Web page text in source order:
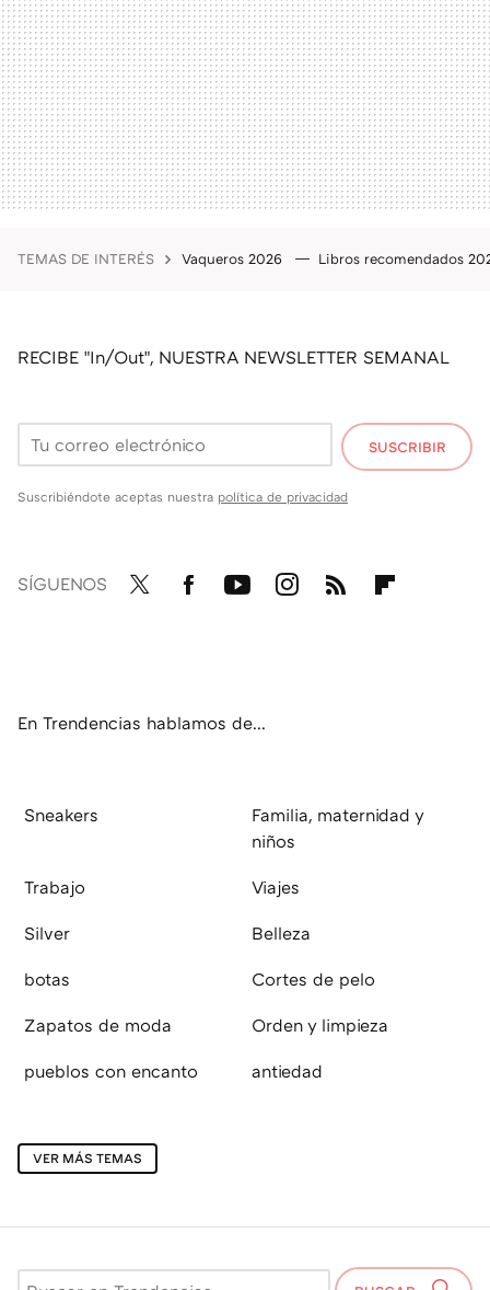
TEMAS DE INTERÉS Vaqueros 2026 Libros recomendados
RECIBE "In/Out", NUESTRA NEWSLETTER SEMANAL
SUSCRIBIR
Suscribiéndote aceptas nuestra política de privacidad
SÍGUENOS
En Trendencias hablamos de...
Sneakers
Familia, maternidad y
niños
Trabajo Viajes
Silver Belleza
botas Cortes de pelo
Zapatos de moda Orden y limpieza
pueblos con encanto antiedad
VER MÁS TEMAS